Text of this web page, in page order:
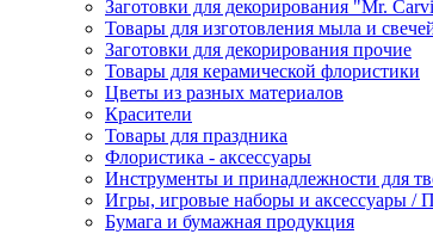
Заготовки для декорирования "Mr.
Товары для изготовления мыла и
Заготовки для декорирования прочие
Товары для керамической флористики
Цветы из разных материалов
Красители
Товары для праздника
Флористика - аксессуары
Инструменты и принадлежности для
Игры, игровые наборы и аксессуары /
Бумага и бумажная продукция